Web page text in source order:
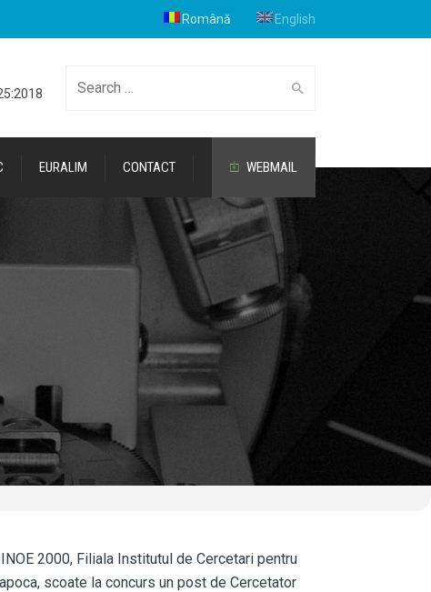
Română English
Cauta
EURALIM CONTACT WEBMAIL
2000, Filiala Institutul de Cercetari pentru
scoate la concurs un post de Cercetator